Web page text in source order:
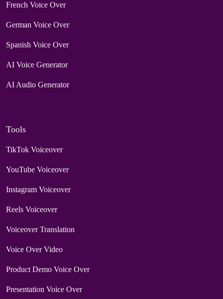
French Voice Over
German Voice Over
Spanish Voice Over
AI Voice Generator
AI Audio Generator
Tools
TikTok Voiceover
YouTube Voiceover
Instagram Voiceover
Reels Voiceover
Voiceover Translation
Voice Over Video
Product Demo Voice Over
Presentation Voice Over